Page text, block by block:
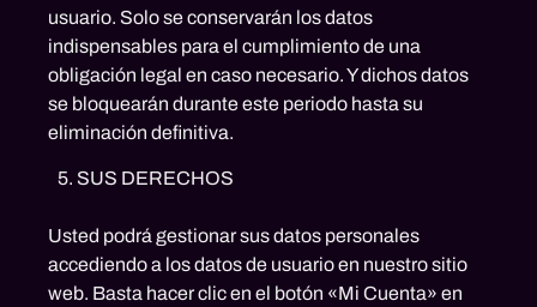
usuario. Solo se conservarán los datos
indispensables para el cumplimiento de una
obligación legal en caso necesario. Y dichos datos
se bloquearán durante este periodo hasta su
eliminación definitiva.
SUS DERECHOS
Usted podrá gestionar sus datos personales
accediendo a los datos de usuario en nuestro sitio
web. Basta hacer clic en el botón «Mi Cuenta» en